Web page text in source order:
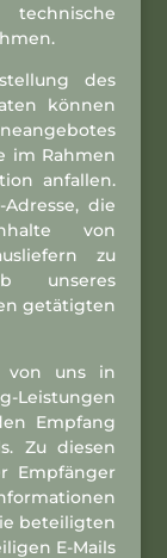
des
können
im Rahmen
anfallen.
die
von
zu
unseres
getätigten
von uns in
Leistungen
Empfang
Zu diesen
Empfänger
beteiligten
E-Mails